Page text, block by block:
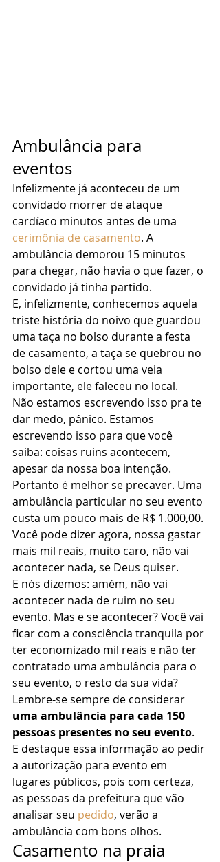
Ambulância para
eventos
Infelizmente já aconteceu de um
convidado morrer de ataque
cardíaco minutos antes de uma
cerimônia de casamento. A
ambulância demorou 15 minutos
para chegar, não havia o que fazer, o
convidado já tinha partido.
E, infelizmente, conhecemos aquela
triste história do noivo que guardou
uma taça no bolso durante a festa
de casamento, a taça se quebrou no
bolso dele e cortou uma veia
importante, ele faleceu no local.
Não estamos escrevendo isso pra te
dar medo, pânico. Estamos
escrevendo isso para que você
saiba: coisas ruins acontecem,
apesar da nossa boa intenção.
Portanto é melhor se precaver. Uma
ambulância particular no seu evento
custa um pouco mais de R$ 1.000,00.
Você pode dizer agora, nossa gastar
mais mil reais, muito caro, não vai
acontecer nada, se Deus quiser.
E nós dizemos: amém, não vai
acontecer nada de ruim no seu
evento. Mas e se acontecer? Você vai
ficar com a consciência tranquila por
ter economizado mil reais e não ter
contratado uma ambulância para o
seu evento, o resto da sua vida?
Lembre-se sempre de considerar
uma ambulância para cada 150
pessoas presentes no seu evento.
E destaque essa informação ao pedir
a autorização para evento em
lugares públicos, pois com certeza,
as pessoas da prefeitura que vão
analisar seu pedido, verão a
ambulância com bons olhos.
Casamento na praia